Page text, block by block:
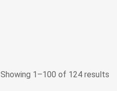
Showing 1–100 of 124 results